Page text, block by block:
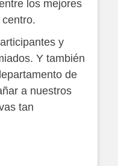
los mejores
y
Y también
de
a nuestros
tan